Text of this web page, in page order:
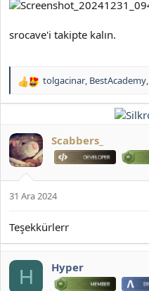
srocave'i takipte kalın.
T
i
l
e
tolgacinar, BestAcademy,
Scabbers_
31 Ara 2024
Teşekkürlerr
H Hyper